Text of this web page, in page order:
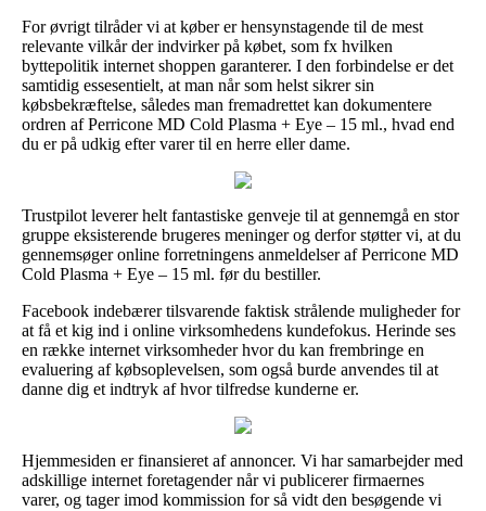
For øvrigt tilråder vi at køber er hensynstagende til de mest
relevante vilkår der indvirker på købet, som fx hvilken
byttepolitik internet shoppen garanterer. I den forbindelse er det
samtidig essesentielt, at man når som helst sikrer sin
købsbekræftelse, således man fremadrettet kan dokumentere
ordren af Perricone MD Cold Plasma + Eye – 15 ml., hvad end
du er på udkig efter varer til en herre eller dame.
Trustpilot leverer helt fantastiske genveje til at gennemgå en stor
gruppe eksisterende brugeres meninger og derfor støtter vi, at du
gennemsøger online forretningens anmeldelser af Perricone MD
Cold Plasma + Eye – 15 ml. før du bestiller.
Facebook indebærer tilsvarende faktisk strålende muligheder for
at få et kig ind i online virksomhedens kundefokus. Herinde ses
en række internet virksomheder hvor du kan frembringe en
evaluering af købsoplevelsen, som også burde anvendes til at
danne dig et indtryk af hvor tilfredse kunderne er.
Hjemmesiden er finansieret af annoncer. Vi har samarbejder med
adskillige internet foretagender når vi publicerer firmaernes
varer, og tager imod kommission for så vidt den besøgende vi